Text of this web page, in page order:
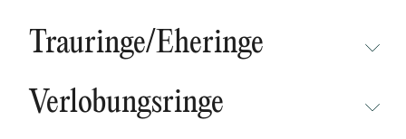
Trauringe/Eheringe
NEUHEITEN
Verlobungsringe